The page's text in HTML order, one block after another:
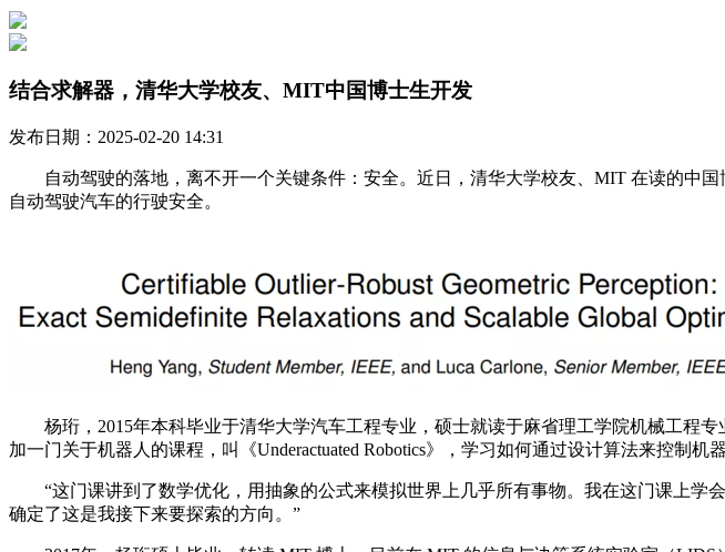
结合求解器，清华大学校友、MIT中国博士生开发
发布日期：2025-02-20 14:31
自动驾驶的落地，离不开一个关键条件：安全。近日，清华大学校友、MIT 在读的中国
自动驾驶汽车的行驶安全。
杨珩，2015年本科毕业于清华大学汽车工程专业，硕士就读于麻省理工学院机械工程
加一门关于机器人的课程，叫《Underactuated Robotics》，学习如何通过设计算法来控制机
“这门课讲到了数学优化，用抽象的公式来模拟世界上几乎所有事物。我在这门课上学
确定了这是我接下来要探索的方向。”